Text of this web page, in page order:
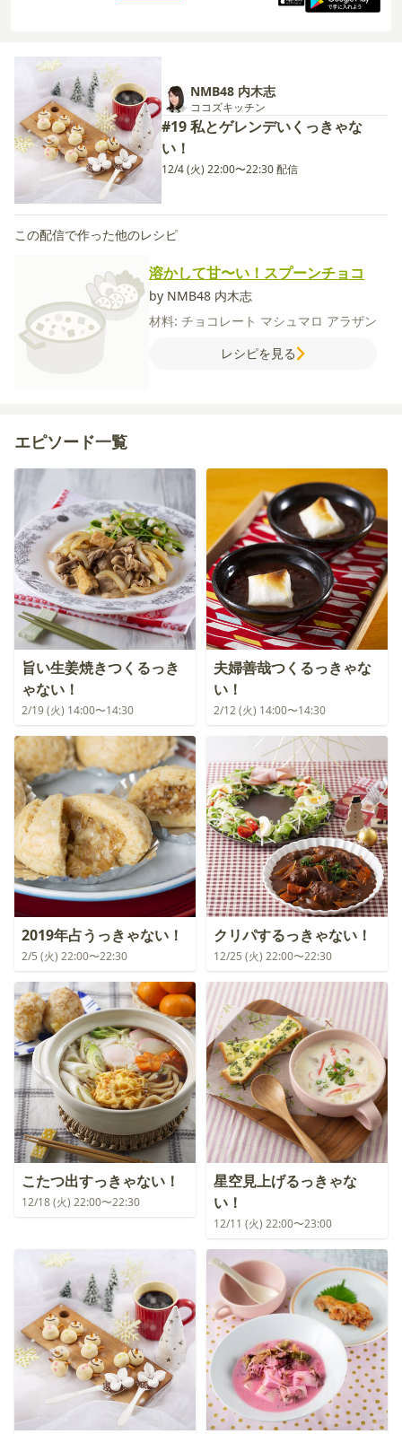
NMB48 内木志
ココズキッチン
#19 私とゲレンデいくっきゃな
い！
12/4 (火) 22:00〜22:30 配信
この配信で作った他のレシピ
溶かして甘〜い！スプーンチョコ
by NMB48 内木志
材料: チョコレート マシュマロ アラザン
レシピを見る
エピソード一覧
旨い生姜焼きつくるっき
ゃない！
2/19 (火) 14:00〜14:30
夫婦善哉つくるっきゃな
い！
2/12 (火) 14:00〜14:30
2019年占うっきゃない！
2/5 (火) 22:00〜22:30
クリパするっきゃない！
12/25 (火) 22:00〜22:30
こたつ出すっきゃない！
12/18 (火) 22:00〜22:30
星空見上げるっきゃな
い！
12/11 (火) 22:00〜23:00